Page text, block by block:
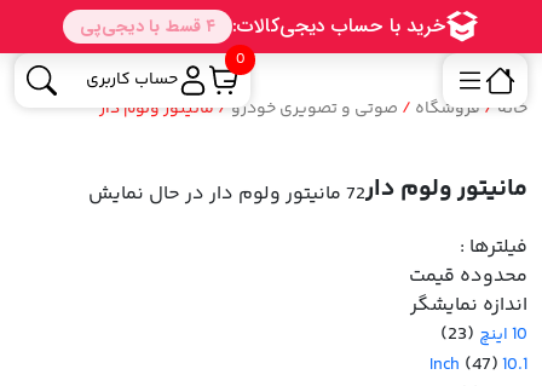
0
حساب کاربری
خانه / فروشگاه / صوتی و تصویری خودرو / مانیتور ولوم دار
مانیتور ولوم دار72 مانیتور ولوم دار
در حال نمایش
فیلترها :
محدوده قیمت
اندازه نمایشگر
10 اینچ (23)
10.1 Inch
(47)